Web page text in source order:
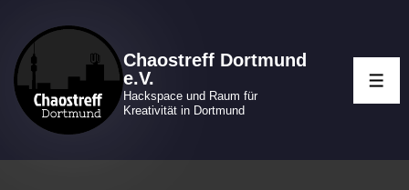
Inhalt
Chaostreff Dortmund
e.V.
Hackspace und Raum für
Kreativität in Dortmund